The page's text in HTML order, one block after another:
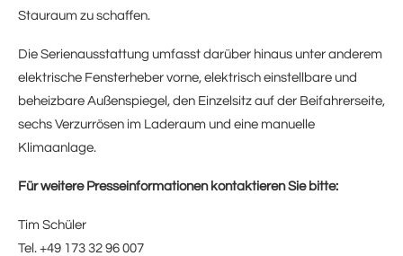
Stauraum zu schaffen.
Die Serienausstattung umfasst darüber hinaus unter anderem
elektrische Fensterheber vorne, elektrisch einstellbare und
beheizbare Außenspiegel, den Einzelsitz auf der Beifahrerseite,
sechs Verzurrösen im Laderaum und eine manuelle
Klimaanlage.
Für weitere Presseinformationen kontaktieren Sie bitte:
Tim Schüler
Tel. +49 173 32 96 007